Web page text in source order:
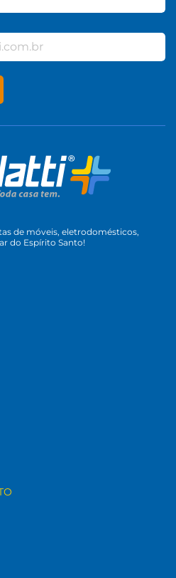
de móveis, eletrodomésticos,
do Espírito Santo!